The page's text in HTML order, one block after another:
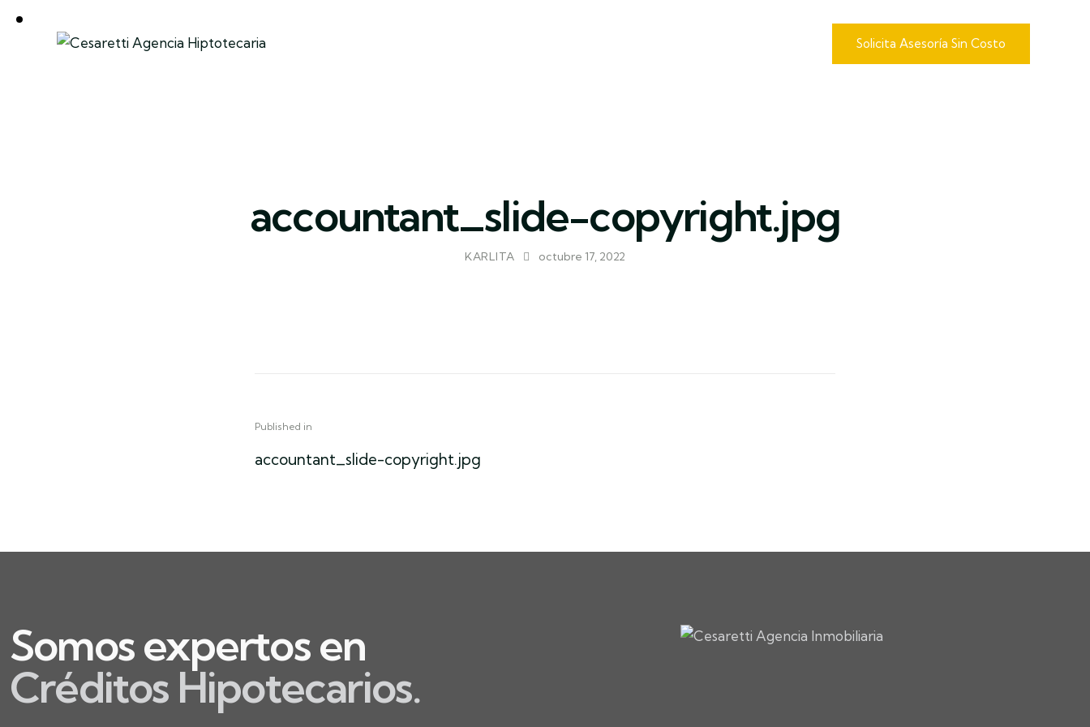
Solicita Asesoría Sin Costo
accountant_slide-copyright.jpg
KARLITA octubre 17, 2022
Published in
accountant_slide-copyright.jpg
Somos expertos en ​
Créditos Hipotecarios.